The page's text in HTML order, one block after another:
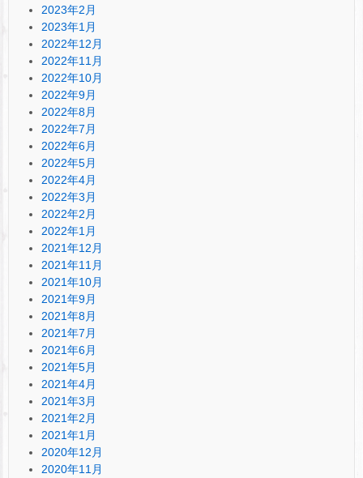
2023年2月
2023年1月
2022年12月
2022年11月
2022年10月
2022年9月
2022年8月
2022年7月
2022年6月
2022年5月
2022年4月
2022年3月
2022年2月
2022年1月
2021年12月
2021年11月
2021年10月
2021年9月
2021年8月
2021年7月
2021年6月
2021年5月
2021年4月
2021年3月
2021年2月
2021年1月
2020年12月
2020年11月